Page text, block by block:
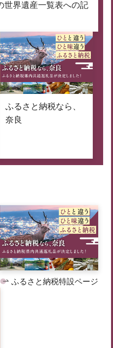
世界遺産一覧表への記
ふるさと納税なら、
奈良
ふるさと納税特設ページ